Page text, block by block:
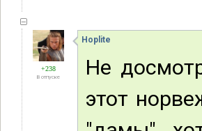
+238
В отпуске
Hoplite
Не
этот